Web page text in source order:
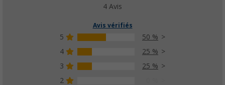
4 Avis
Avis vérifiés
5
50 %
4
25 %
3
25 %
2